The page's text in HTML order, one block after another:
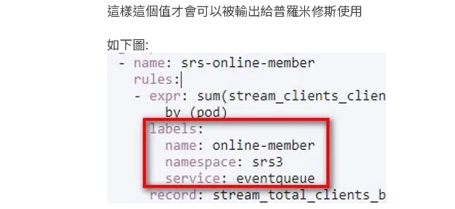
這樣這個值才會可以被輸出給普羅米修斯使用
如下圖: